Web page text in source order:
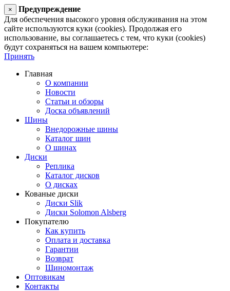
×
Предупреждение
Для обеспечения высокого уровня обслуживания на этом
сайте используются куки (cookies). Продолжая его
использование, вы соглашаетесь с тем, что куки (cookies)
будут сохраняться на вашем компьютере:
Принять
Главная
О компании
Новости
Статьи и обзоры
Доска объявлений
Шины
Внедорожные шины
Каталог шин
О шинах
Диски
Реплика
Каталог дисков
О дисках
Кованые диски
Диски Slik
Диски Solomon Alsberg
Покупателю
Как купить
Оплата и доставка
Гарантии
Возврат
Шиномонтаж
Оптовикам
Контакты